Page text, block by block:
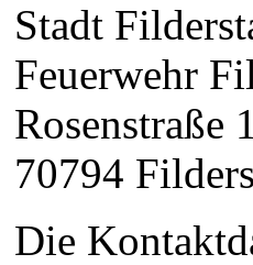
Stadt
Feuerwehr
Rosenstraße
70794
Die